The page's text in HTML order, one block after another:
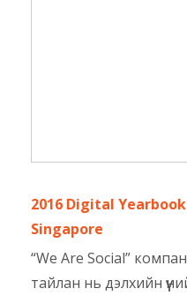
2016 Digital Yearbook
Singapore
“We Are Social”
тайлан нь дэлхийн